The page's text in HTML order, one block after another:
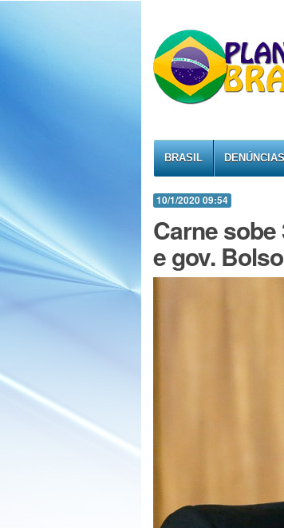
BRASIL DENÚNCIAS
10/1/2020 09:54
Carne sobe
e gov.